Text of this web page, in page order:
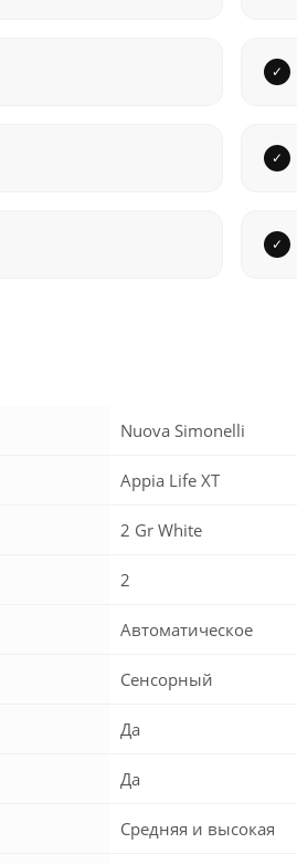
Nuova Simonelli
Appia Life XT
2 Gr White
2
Автоматическое
Сенсорный
Да
Да
Средняя и высокая